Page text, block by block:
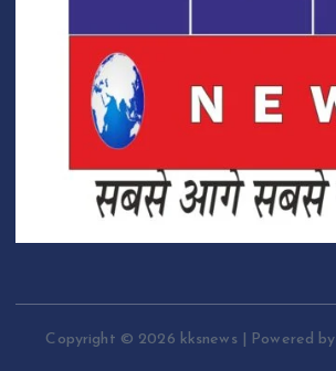
Copyright © 2026 kksnews | Powered by